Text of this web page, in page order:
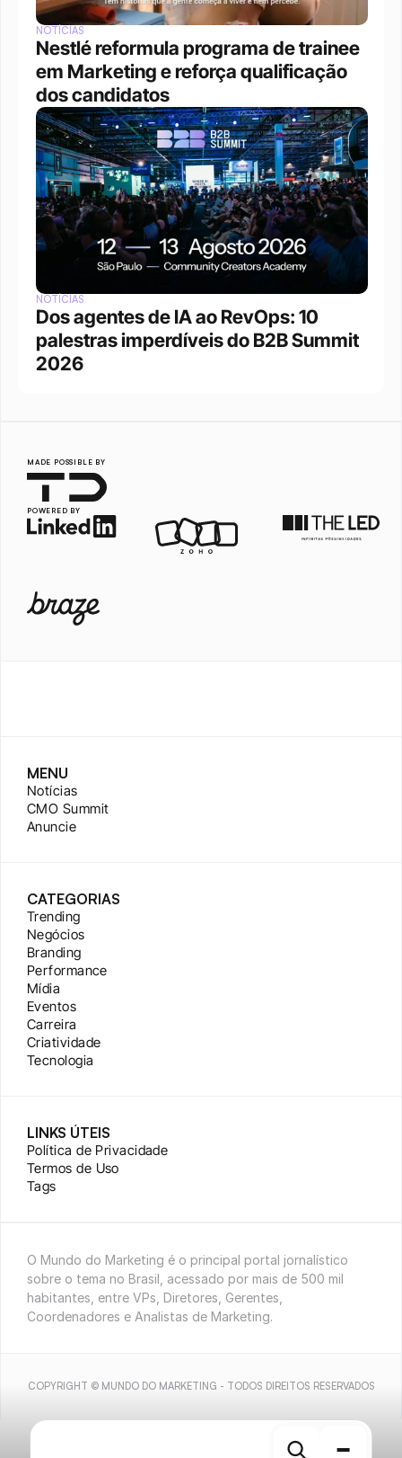
NOTÍCIAS
Nestlé reformula programa de trainee
em Marketing e reforça qualificação
dos candidatos
NOTÍCIAS
Dos agentes de IA ao RevOps: 10
palestras imperdíveis do B2B Summit
2026
MADE POSSIBLE BY
POWERED BY
MENU
Notícias
CMO Summit
Anuncie
CATEGORIAS
Trending
Negócios
Branding
Performance
Mídia
Eventos
Carreira
Criatividade
Tecnologia
LINKS ÚTEIS
Política de Privacidade
Termos de Uso
Tags
O Mundo do Marketing é o principal portal jornalístico
sobre o tema no Brasil, acessado por mais de 500 mil
habitantes, entre VPs, Diretores, Gerentes,
Coordenadores e Analistas de Marketing.
COPYRIGHT © MUNDO DO MARKETING - TODOS DIREITOS RESERVADOS